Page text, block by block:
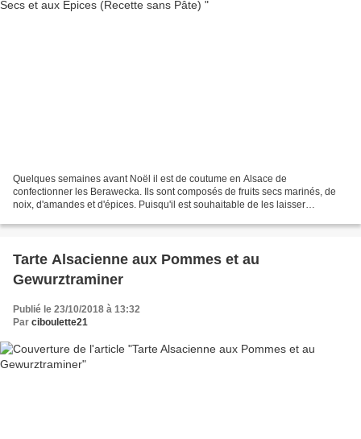
Quelques semaines avant Noël il est de coutume en Alsace de
confectionner les Berawecka. Ils sont composés de fruits secs marinés, de
noix, d'amandes et d'épices. Puisqu'il est souhaitable de les laisser
Tarte Alsacienne aux Pommes et au
Gewurztraminer
Publié le 23/10/2018 à 13:32
Par ciboulette21